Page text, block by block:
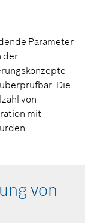
Parameter
der
Die
von
mit
von